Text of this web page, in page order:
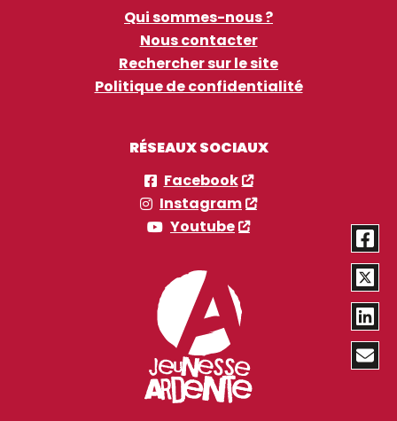
Qui sommes-nous ?
Nous contacter
Rechercher sur le site
Politique de confidentialité
RÉSEAUX SOCIAUX
Facebook
Instagram
Youtube